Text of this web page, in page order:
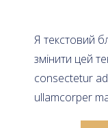
Я текстовий
змінити цей
consectetur
ullamcorper